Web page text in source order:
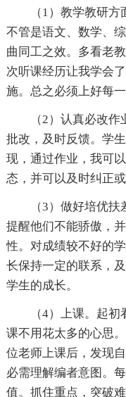
（1）教学教研
不管是语文、数学、
曲同工之效。多看老
次听课经历让我学会
施。总之必须上好每
（2）认真必改
批改，及时反馈。学
现，通过作业，我可
态，并可以及时纠正或
（3）做好培优
提醒他们不能骄傲，
性。对成绩较不好的
长保持一定的联系，
学生的成长。
（4）上课。起
课不用花太多的心思
位老师上课后，发现
必需理解编者意图。
值。抓住重点，突破难